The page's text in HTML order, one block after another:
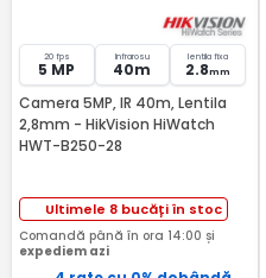
20 fps
5 MP
Infrarosu
40m
lentila fixa
2.8mm
Camera 5MP, IR 40m, Lentila
2,8mm - HikVision HiWatch
HWT-B250-28
Ultimele 8 bucăți în stoc
Comandă până în ora 14:00 și
expediem azi